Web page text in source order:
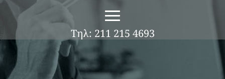
Τηλ: 211 215 4693